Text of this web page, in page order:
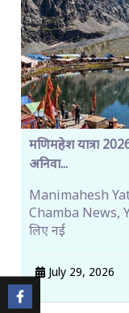
मणिमहेश यात्रा
अनिवा...
Manimahesh
Chamba News,
लिए नई
July 29, 2026